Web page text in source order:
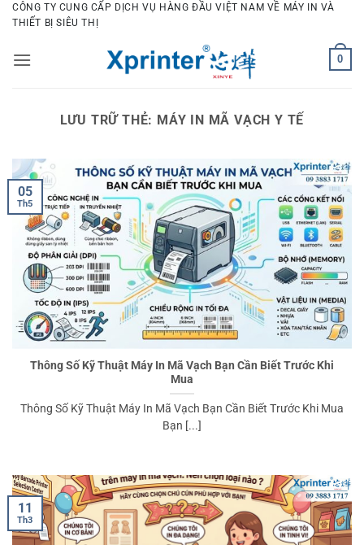
Bỏ
qua
dung
CÔNG TY CUNG CẤP DỊCH VỤ HÀNG ĐẦU VIỆT NAM VỀ MÁY IN VÀ
THIẾT BỊ SIÊU THỊ
0
LƯU TRỮ THẺ: MÁY IN MÃ VẠCH Y TẾ
Thông Số Kỹ Thuật Máy In Mã Vạch Bạn Cần Biết Trước Khi
Mua
Thông Số Kỹ Thuật Máy In Mã Vạch Bạn Cần Biết Trước Khi Mua
Bạn [...]
05
Th5
11
Th3